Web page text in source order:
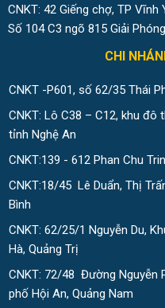
CNKT: 42 Giếng chợ, TP Vĩnh
Số 104 C3 ngõ 815 Giải
CHI
CNKT -P601, số 62/35 Thái
CNKT: Lô C38 – C12, khu đô
tỉnh Nghệ An
CNKT:139 - 612 Phan Chu
CNKT:18/45 Lê Duẩn, Thị
Bình
CNKT: 62/25/1 Nguyễn Du,
Hà, Quảng Trị
CNKT: 72/48 Đường Nguyễn
phố Hội An, Quảng Nam